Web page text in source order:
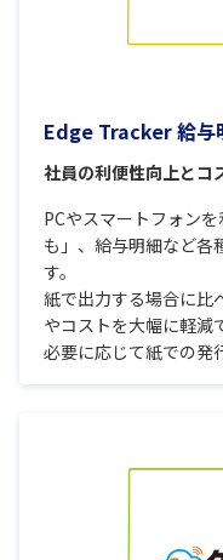
Edge Tracker 給与
社員の利便性向上とコ
PCやスマートフォン
も」、給与明細など各
す。
紙で出力する場合に比
やコストを大幅に軽減
必要に応じて紙での発